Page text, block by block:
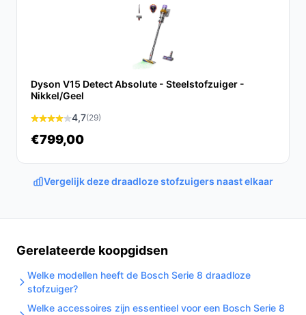
De Bosch Unlimited 9 is een krachtige, veelzijdige en
gebruiksvriendelijke draadloze stofzuiger die ideaal is
voor elk huishouden. Met zijn geavanceerde
stofzuiger een uitstekende keuze voor iedereen die
streeft naar een schoon en gezond huis.
Ontdek alle specificaties en vergelijk prijzen op
Dyson V15 Detect Absolute - Steelstofzuiger -
Nikkel/Geel
4,7(29)
€799,00
Vergelijk deze draadloze stofzuigers naast elkaar
Gerelateerde koopgidsen
Welke modellen heeft de Bosch Serie 8 draadloze
stofzuiger?
Welke accessoires zijn essentieel voor een Bosch Serie 8